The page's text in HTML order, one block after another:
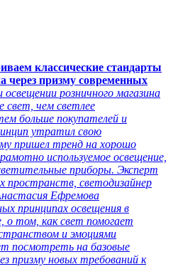
классические стандарты
через призму современных
розничного магазина
свет, чем светлее
больше покупателей и
утратил свою
пришел тренд на хорошо
используемое освещение,
приборы. Эксперт
пространств, светодизайнер
Ефремова
принципах освещения в
о том, как свет помогает
и эмоциями
посмотреть на базовые
призму новых требований к